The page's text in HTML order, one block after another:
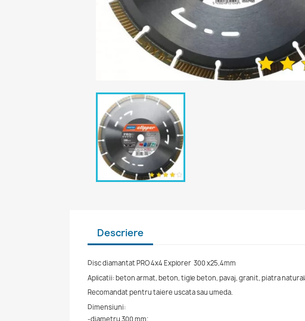
Descriere
Disc diamantat PRO 4x4 Explorer 300 x25,4mm
Aplicatii: beton armat, beton, tigle beton, pavaj, granit, piatra
Recomandat pentru taiere uscata sau umeda.
Dimensiuni:
-diametru 300 mm;